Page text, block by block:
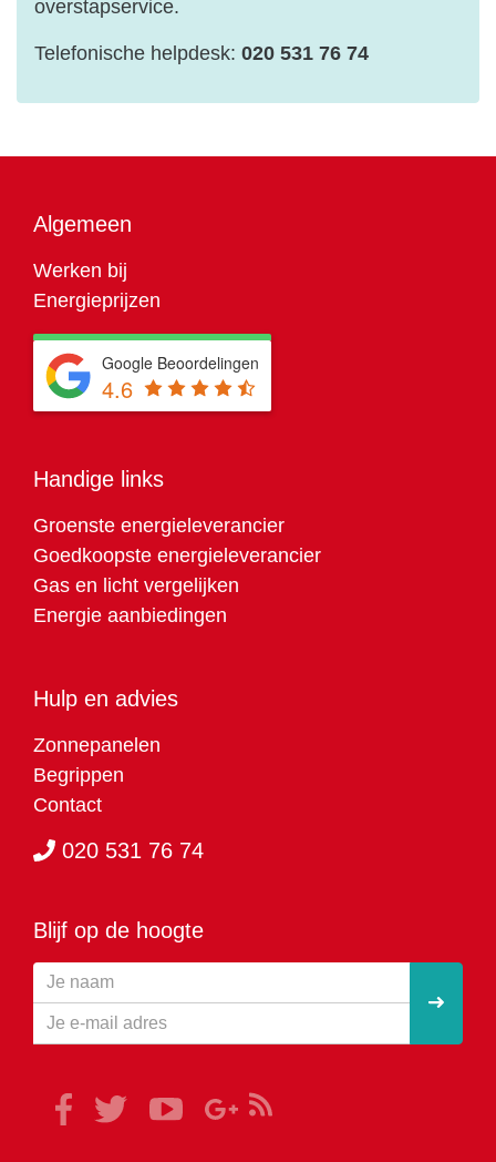
overstapservice.
Telefonische helpdesk: 020 531 76 74
Algemeen
Werken bij
Energieprijzen
Google Beoordelingen
4.6
Handige links
Groenste energieleverancier
Goedkoopste energieleverancier
Gas en licht vergelijken
Energie aanbiedingen
Hulp en advies
Zonnepanelen
Begrippen
Contact
020 531 76 74
Blijf op de hoogte